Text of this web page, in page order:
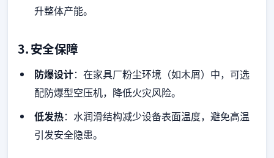
升整体产能。
3.安全保障
防爆设计：在家具厂粉尘环境（如木屑）中，可选
配防爆型空压机，降低火灾风险。
低发热：水润滑结构减少设备表面温度，避免高温
引发安全隐患。